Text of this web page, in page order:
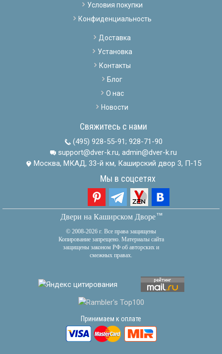
Условия покупки
Конфиденциальность
Доставка
Установка
Контакты
Блог
О нас
Новости
Свяжитесь с нами
(495) 928-55-91; 928-71-90
support@dver-k.ru, admin@dver-k.ru
Москва, МКАД, 33-й км, Каширский двор 3, П-15
Мы в соцсетях
Двери на Каширском Дворетм
© 2008-2026 г. Все права защищены
Копирование запрещено. Материалы сайта
защищены законом РФ об авторских и
смежных правах.
Принимаем к оплате